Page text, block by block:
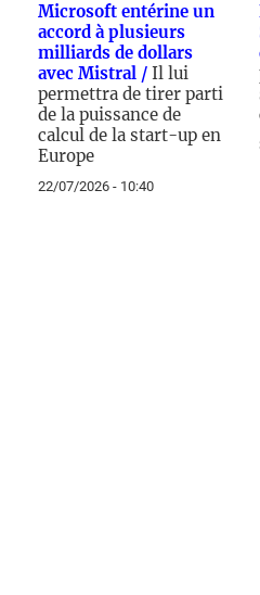
Microsoft entérine un
accord à plusieurs
milliards de dollars
avec Mistral / Il lui
permettra de tirer parti
de la puissance de
calcul de la start-up en
Europe
22/07/2026 - 10:40